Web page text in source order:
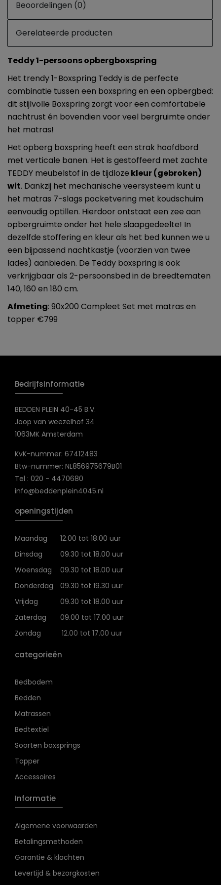
Beoordelingen (0)
Gerelateerde producten
Teddy 1-persoons opbergboxspring
Het trendy 1-Boxspring Teddy is de perfecte
combinatie tussen een boxspring en een opbergbed:
dit stijlvolle Boxspring zorgt voor een comfortabele
nachtrust én bovendien voor veel bergruimte onder
het matras!
Het opberg boxspring heeft een strak hoofdbord
met verticale banen. Het is gestoffeerd met zachte
TEDDY meubelstof in de tijdloze kleur (gebroken)
wit. Dankzij het mechanische veersysteem kunt u
het matras 7-slags pocketvering met koudschuim
eenvoudig optillen. Hierdoor ontstaat een zee aan
opbergruimte onder het hele slaapgedeelte! In
dezelfde stoffering en kleur als het bed kunnen we u
een bijpassend nachtkastje (voorzien van twee
lades) aanbieden. De Teddy boxspring is ook
verkrijgbaar als 2-persoonsbed in de breedtematen
140, 160 en 180 cm.
Afmeting: 90x200 Compleet Set met matras en
topper €799
Bedrijfsinformatie
BEDDEN PLEIN 40-45 B.V.
Joop van weezelhof 34
1063MK Amsterdam
KvK-nummer: 67412483
Btw-nummer: NL856975679B01
Tel : 020 - 4470680
info@beddenplein4045.nl
openingstijden
Maandag
12.00 tot 18.00 uur
Dinsdag
09.30 tot 18.00 uur
Woensdag
09.30 tot 18.00 uur
Donderdag
09.30 tot 19.30 uur
Vrijdag
09.30 tot 18.00 uur
Zaterdag
09.00 tot 17.00 uur
Zondag
12.00 tot 17.00 uur
categorieën
Bedbodem
Bedden
Matrassen
Bedtextiel
Soorten boxsprings
Topper
Accessoires
Informatie
Algemene voorwaarden
Betalingsmethoden
Garantie & klachten
Levertijd & bezorgkosten